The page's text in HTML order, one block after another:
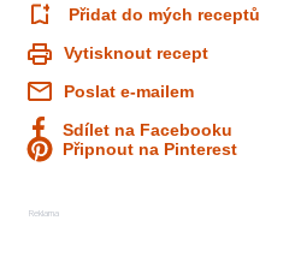
Přidat do mých receptů
Vytisknout recept
Poslat e-mailem
Sdílet na Facebooku
Připnout na Pinterest
Reklama